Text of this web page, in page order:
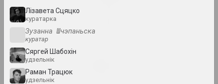
2024. выстава
Лізавета Сцяцко
куратарка
Зузанна Шчэпаньска
куратар
Сяргей Шабохін
удзельнік
Раман Трацюк
удзельнік